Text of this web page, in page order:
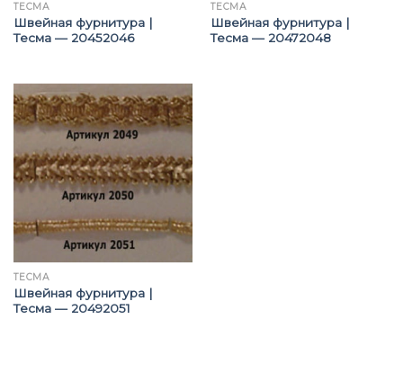
ТЕСМА
Швейная фурнитура |
Тесма — 20452046
ТЕСМА
Швейная фурнитура |
Тесма — 20472048
ТЕСМА
Швейная фурнитура |
Тесма — 20492051